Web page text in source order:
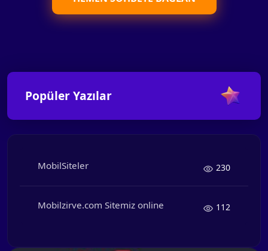
Popüler Yazılar
MobilSiteler 230
Mobilzirve.com Sitemiz online 112